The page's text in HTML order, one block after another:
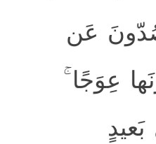
عَن
عِوَجًا